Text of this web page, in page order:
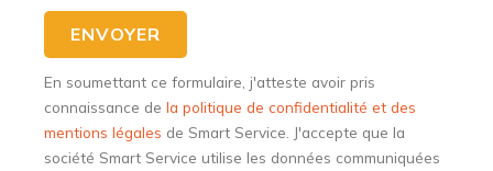
En soumettant ce formulaire, j'atteste avoir pris
connaissance de la politique de confidentialité et des
mentions légales de Smart Service. J'accepte que la
société Smart Service utilise les données communiquées